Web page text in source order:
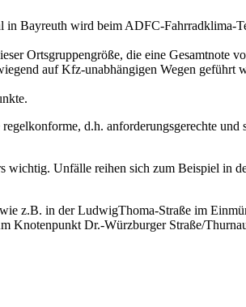
in Bayreuth wird beim ADFC-Fahrradklima-
Ortsgruppengröße, die eine Gesamtnote
auf Kfz-unabhängigen Wegen geführt
d.h. anforderungsgerechte und
wichtig. Unfälle reihen sich zum Beispiel in
z.B. in der LudwigThoma-Straße im
Knotenpunkt Dr.-Würzburger Straße/